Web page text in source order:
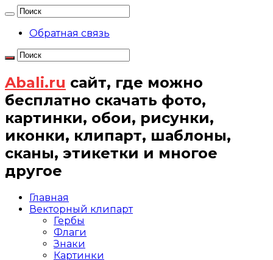
Обратная связь
Abali.ru сайт, где можно
бесплатно скачать фото,
картинки, обои, рисунки,
иконки, клипарт, шаблоны,
сканы, этикетки и многое
другое
Главная
Векторный клипарт
Гербы
Флаги
Знаки
Картинки